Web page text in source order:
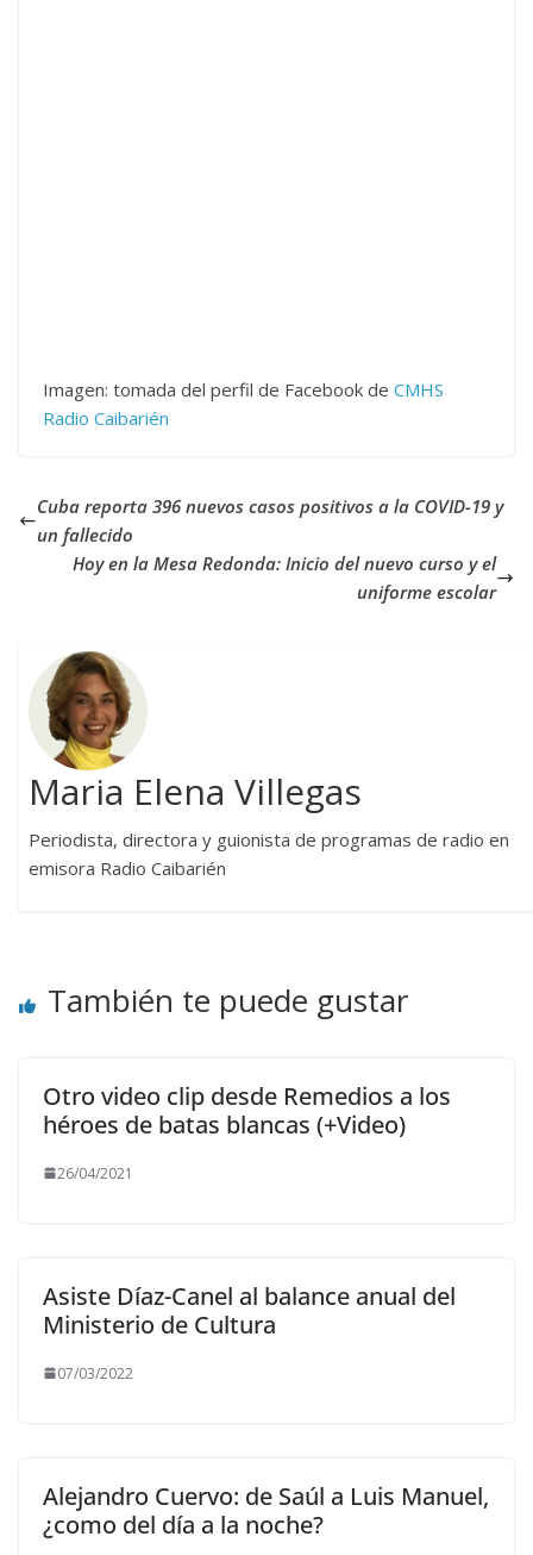
Imagen: tomada del perfil de Facebook de CMHS
Radio Caibarién
Cuba reporta 396 nuevos casos positivos a la COVID-19 y
un fallecido
Hoy en la Mesa Redonda: Inicio del nuevo curso y el
uniforme escolar
Maria Elena Villegas
Periodista, directora y guionista de programas de radio en
emisora Radio Caibarién
También te puede gustar
Otro video clip desde Remedios a los
héroes de batas blancas (+Video)
26/04/2021
Asiste Díaz-Canel al balance anual del
Ministerio de Cultura
07/03/2022
Alejandro Cuervo: de Saúl a Luis Manuel,
¿como del día a la noche?